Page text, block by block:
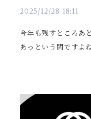
2025/12/28 18:11
今年も残すところあ
あっという間ですよ
のお豆が決まりま